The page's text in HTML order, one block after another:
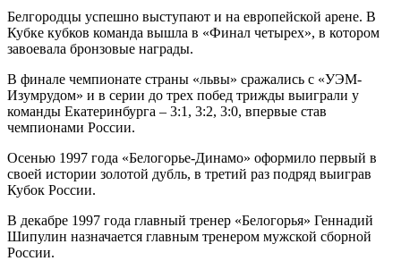
Белгородцы успешно выступают и на европейской арене. В
Кубке кубков команда вышла в «Финал четырех», в котором
завоевала бронзовые награды.
В финале чемпионате страны «львы» сражались с «УЭМ-
Изумрудом» и в серии до трех побед трижды выиграли у
команды Екатеринбурга – 3:1, 3:2, 3:0, впервые став
чемпионами России.
Осенью 1997 года «Белогорье-Динамо» оформило первый в
своей истории золотой дубль, в третий раз подряд выиграв
Кубок России.
В декабре 1997 года главный тренер «Белогорья» Геннадий
Шипулин назначается главным тренером мужской сборной
России.